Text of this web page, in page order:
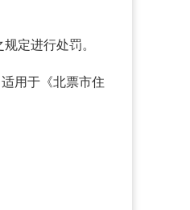
定进行处罚。
用于《北票市住